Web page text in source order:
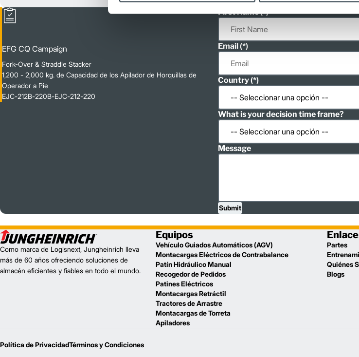
EFG CQ Campaign
Fork-Over & Straddle Stacker
1,200 - 2,000 kg. de Capacidad de los Apilador de Horquillas de
Operador a Pie
EJC-212B-220B-EJC-212-220
First Name
Email
Country
What is your decision time frame?
Message
Submit
Como marca de Logisnext, Jungheinrich lleva
más de 60 años ofreciendo soluciones de
almacén eficientes y fiables en todo el mundo.
Equipos
Vehículo Guiados Automáticos (AGV)
Montacargas Eléctricos de Contrabalance
Patín Hidráulico Manual
Recogedor de Pedidos
Patines Eléctricos
Montacargas Retráctil
Tractores de Arrastre
Montacargas de Torreta
Apiladores
Partes
Quiénes
Blogs
Política de PrivacidadTérminos y Condiciones